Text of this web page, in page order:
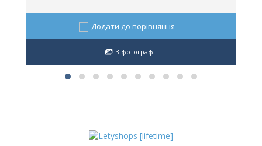
Додати до порівняння
3 фотографії